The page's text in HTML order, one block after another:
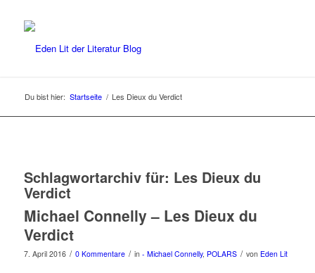
Du bist hier: Startseite / Les Dieux du Verdict
Schlagwortarchiv für: Les Dieux du
Verdict
Michael Connelly – Les Dieux du
Verdict
7. April 2016 / 0 Kommentare / in - Michael Connelly, POLARS / von Eden Lit